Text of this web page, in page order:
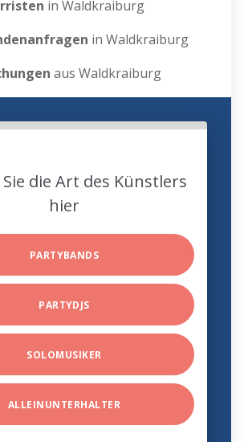
in Waldkraiburg
in Waldkraiburg
aus Waldkraiburg
die Art des Künstlers
hier
PARTYBANDS
PARTYDJS
SOLOMUSIKER
ALLEINUNTERHALTER